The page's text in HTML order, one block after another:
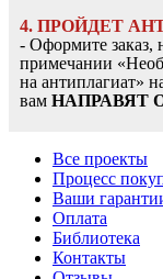
4. ПРОЙДЕТ
- Оформите заказ,
примечании
на антиплагиат»
вам НАПРАВЯТ
Все проекты
Процесс
Ваши
Оплата
Библиотека
Контакты